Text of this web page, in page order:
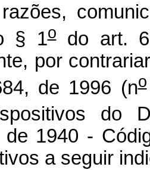
§ 1odo art.
por
de 1996 (no
do
de 1940 -
a seguir